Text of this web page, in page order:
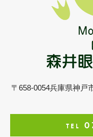
〒658-0054兵庫県神戸
TEL